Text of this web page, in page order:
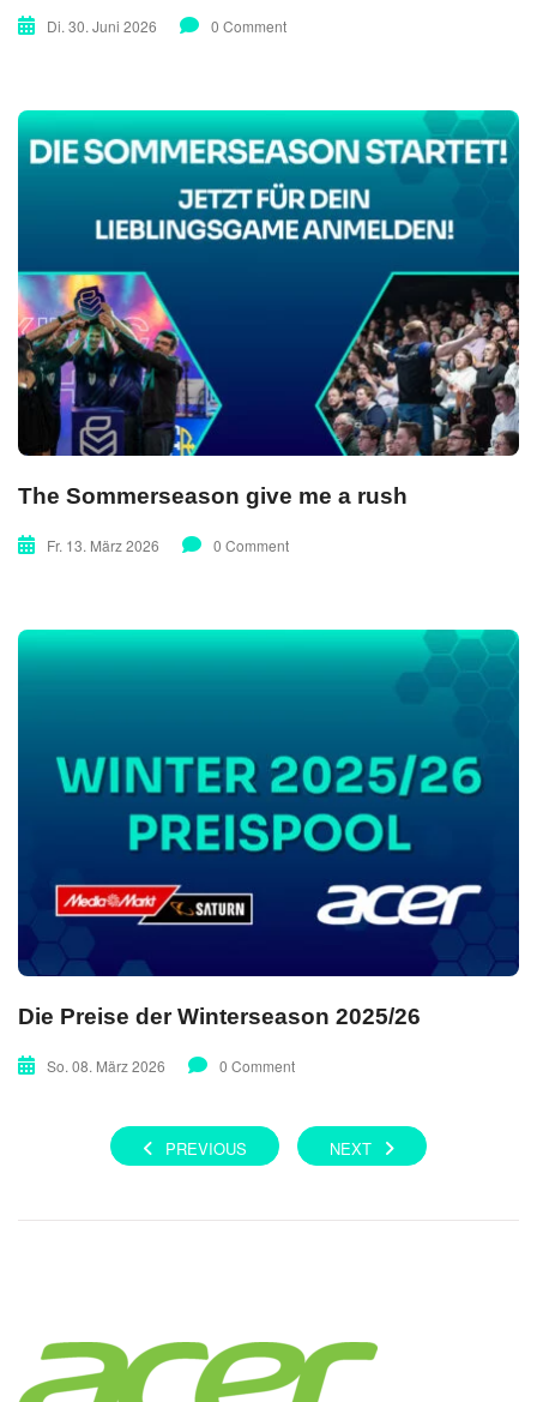
Di. 30. Juni 2026 0 Comment
The Sommerseason give me a rush
Fr. 13. März 2026 0 Comment
Die Preise der Winterseason 2025/26
So. 08. März 2026 0 Comment
PREVIOUS NEXT